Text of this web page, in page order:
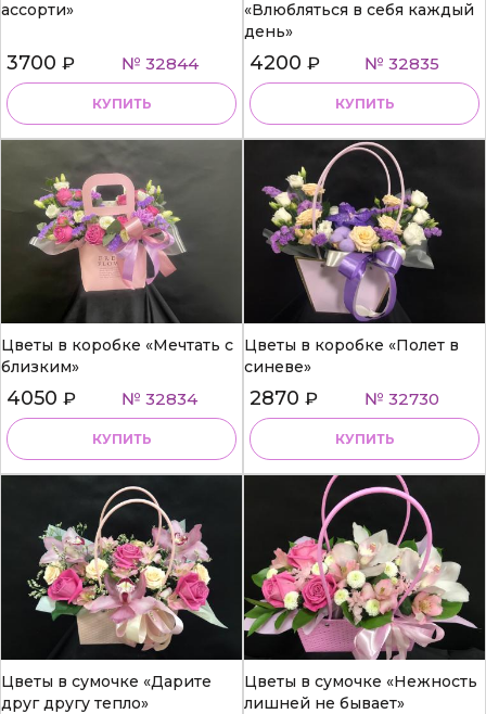
ассорти»
3700 ₽ № 32844
КУПИТЬ
«Влюбляться в себя каждый
день»
4200 ₽ № 32835
КУПИТЬ
Цветы в коробке «Мечтать с
близким»
4050 ₽ № 32834
КУПИТЬ
Цветы в коробке «Полет в
синеве»
2870 ₽ № 32730
КУПИТЬ
Цветы в сумочке «Дарите
друг другу тепло»
Цветы в сумочке «Нежность
лишней не бывает»